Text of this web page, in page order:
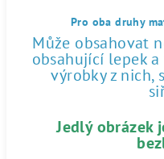
Pro oba druhy
Může obsahovat
obsahující lepek
výrobky z nich,
Jedlý obrázek